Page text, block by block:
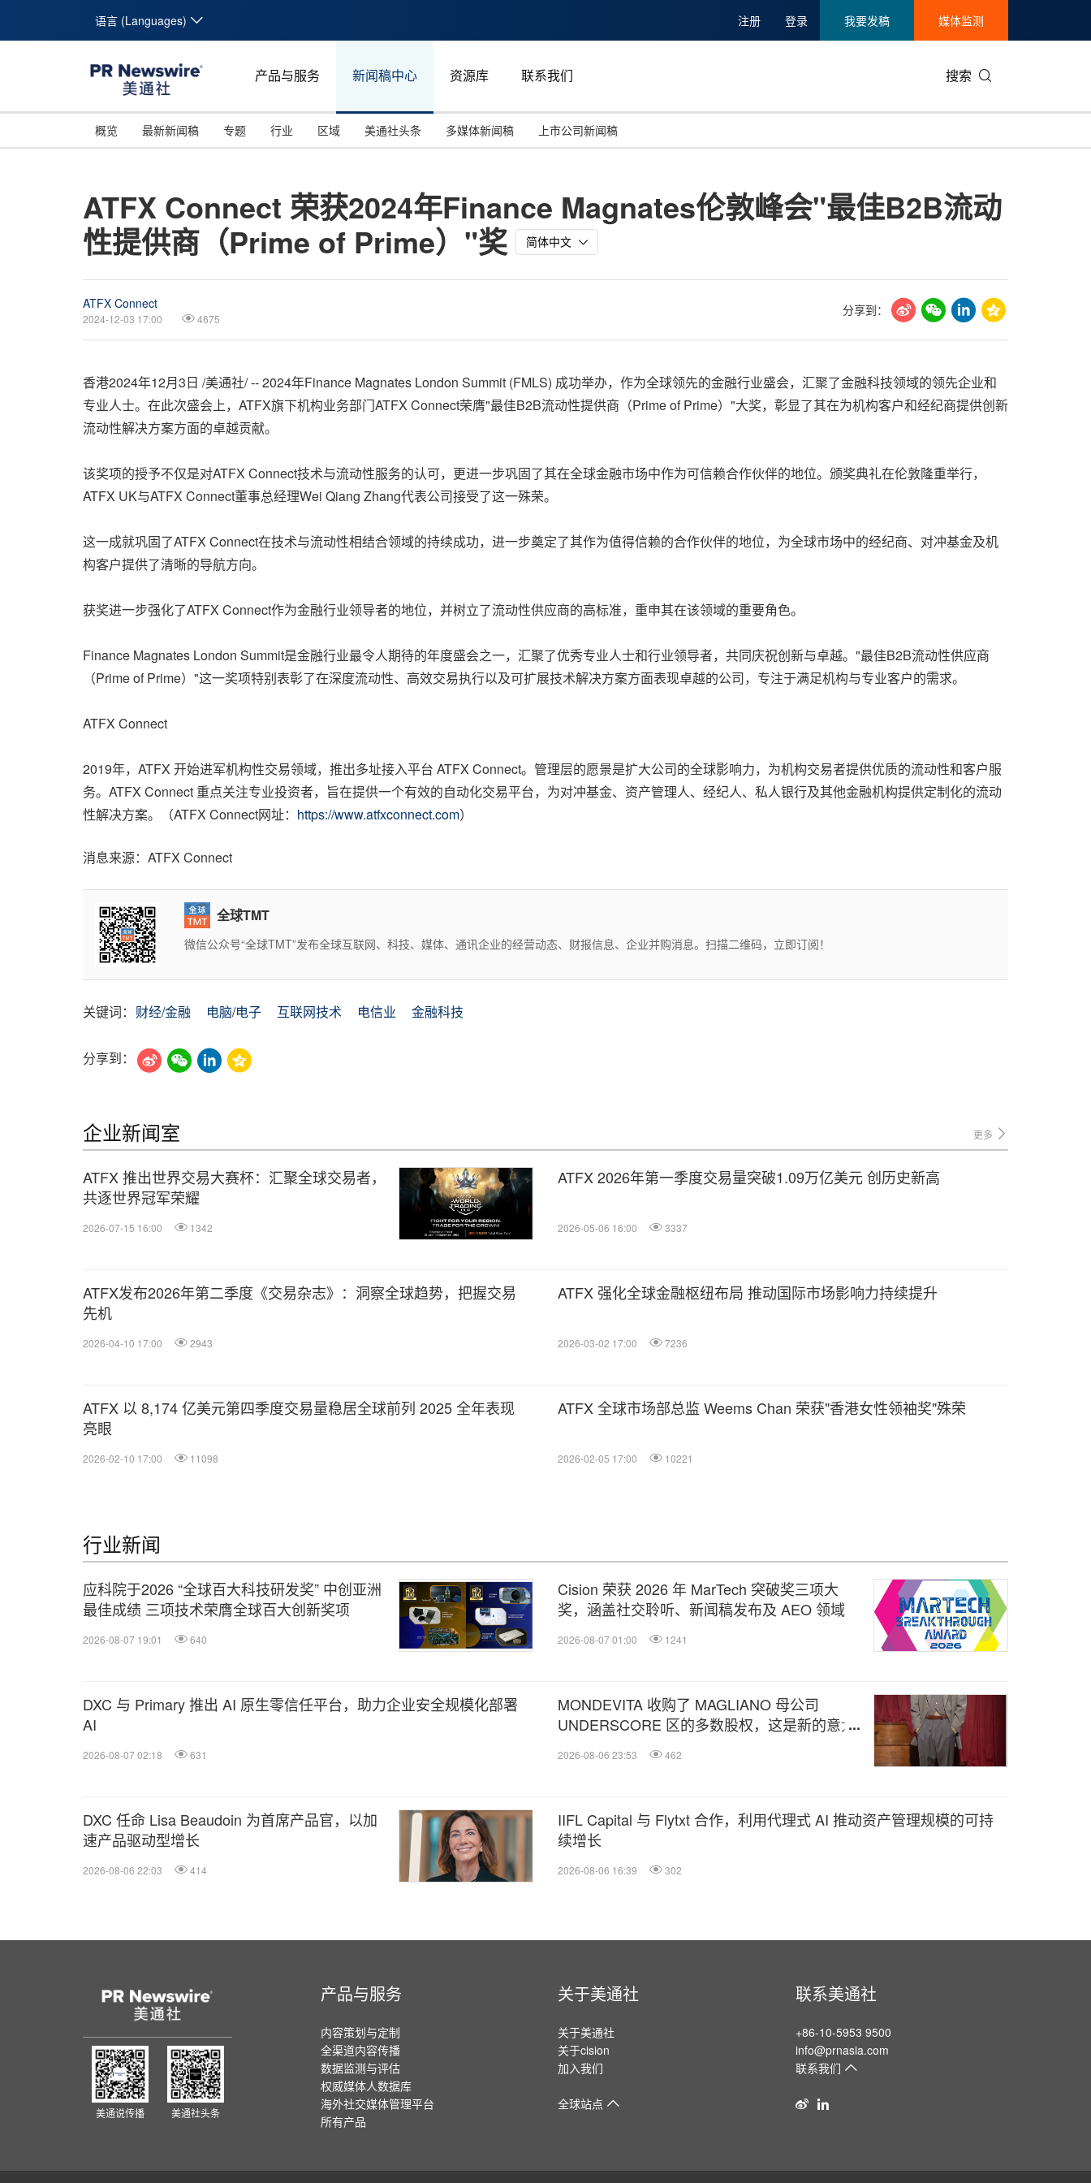
语言 (Languages) 注册 登录 我要发稿 媒体监测
产品与服务 新闻稿中心 资源库 联系我们 搜索
概览 最新新闻稿 专题
投资并购
碳中和
世界移动通信大会
行业
能源化工与环保
娱乐时尚与艺术
教育与人力资源
区域
马来西亚
新加坡
澳大利亚
美通社头条 多媒体新闻稿 上市公司新闻稿
ATFX Connect 荣获2024年Finance Magnates伦敦峰会"最佳B2B流动
性提供商（Prime of Prime）"奖
简体中文
ATFX Connect
2024-12-03 17:00 4675
分享到：
香港2024年12月3日 /美通社/ -- 2024年Finance Magnates London Summit (FMLS) 成功举办，作为全球领先的金融行业盛会，汇聚了金融科技领域的领先企业和
专业人士。在此次盛会上，ATFX旗下机构业务部门ATFX Connect荣膺"最佳B2B流动性提供商（Prime of Prime）"大奖，彰显了其在为机构客户和经纪商提供创新
流动性解决方案方面的卓越贡献。
该奖项的授予不仅是对ATFX Connect技术与流动性服务的认可，更进一步巩固了其在全球金融市场中作为可信赖合作伙伴的地位。颁奖典礼在伦敦隆重举行，
ATFX UK与ATFX Connect董事总经理Wei Qiang Zhang代表公司接受了这一殊荣。
这一成就巩固了ATFX Connect在技术与流动性相结合领域的持续成功，进一步奠定了其作为值得信赖的合作伙伴的地位，为全球市场中的经纪商、对冲基金及机
构客户提供了清晰的导航方向。
获奖进一步强化了ATFX Connect作为金融行业领导者的地位，并树立了流动性供应商的高标准，重申其在该领域的重要角色。
Finance Magnates London Summit是金融行业最令人期待的年度盛会之一，汇聚了优秀专业人士和行业领导者，共同庆祝创新与卓越。"最佳B2B流动性供应商
（Prime of Prime）"这一奖项特别表彰了在深度流动性、高效交易执行以及可扩展技术解决方案方面表现卓越的公司，专注于满足机构与专业客户的需求。
ATFX Connect
2019年，ATFX 开始进军机构性交易领域，推出多址接入平台 ATFX Connect。管理层的愿景是扩大公司的全球影响力，为机构交易者提供优质的流动性和客户服
务。ATFX Connect 重点关注专业投资者，旨在提供一个有效的自动化交易平台，为对冲基金、资产管理人、经纪人、私人银行及其他金融机构提供定制化的流动
性解决方案。（ATFX Connect网址： https://www.atfxconnect.com）
消息来源：ATFX Connect
全球TMT
微信公众号“全球TMT”发布全球互联网、科技、媒体、通讯企业的经营动态、财报信息、企业并购消息。扫描二维码，立即订阅！
关键词： 财经/金融 电脑/电子 互联网技术 电信业 金融科技
分享到：
企业新闻室 更多
ATFX 推出世界交易大赛杯：汇聚全球交易者，
共逐世界冠军荣耀
2026-07-15 16:00 1342
ATFX 2026年第一季度交易量突破1.09万亿美元 创历史新高
2026-05-06 16:00 3337
ATFX发布2026年第二季度《交易杂志》：洞察全球趋势，把握交易
先机
2026-04-10 17:00 2943
ATFX 强化全球金融枢纽布局 推动国际市场影响力持续提升
2026-03-02 17:00 7236
ATFX 以 8,174 亿美元第四季度交易量稳居全球前列 2025 全年表现
亮眼
2026-02-10 17:00 11098
ATFX 全球市场部总监 Weems Chan 荣获"香港女性领袖奖"殊荣
2026-02-05 17:00 10221
行业新闻
应科院于2026 “全球百大科技研发奖” 中创亚洲
最佳成绩 三项技术荣膺全球百大创新奖项
2026-08-07 19:01 640
Cision 荣获 2026 年 MarTech 突破奖三项大
奖，涵盖社交聆听、新闻稿发布及 AEO 领域
2026-08-07 01:00 1241
DXC 与 Primary 推出 AI 原生零信任平台，助力企业安全规模化部署
AI
2026-08-07 02:18 631
MONDEVITA 收购了 MAGLIANO 母公司
UNDERSCORE 区的多数股权，这是新的意大
2026-08-06 23:53 462
DXC 任命 Lisa Beaudoin 为首席产品官，以加
速产品驱动型增长
2026-08-06 22:03 414
IIFL Capital 与 Flytxt 合作，利用代理式 AI 推动资产管理规模的可持
续增长
2026-08-06 16:39 302
美通说传播 美通社头条
产品与服务
内容策划与定制
全渠道内容传播
数据监测与评估
权威媒体人数据库
海外社交媒体管理平台
所有产品
关于美通社
关于美通社
关于cision
加入我们
全球站点
联系美通社
+86-10-5953 9500
info@prnasia.com
联系我们